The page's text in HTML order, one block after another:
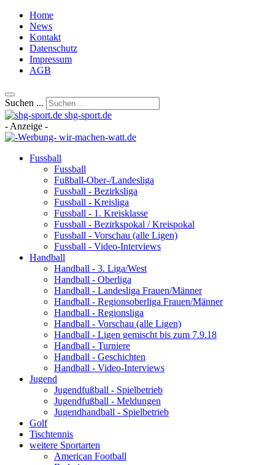
Home
News
Kontakt
Datenschutz
Impressum
AGB
Suchen ...
shg-sport.de
- Anzeige -
Fussball
Fussball
Fußball-Ober-/Landesliga
Fussball - Bezirksliga
Fussball - Kreisliga
Fussball - 1. Kreisklasse
Fussball - Bezirkspokal / Kreispokal
Fussball - Vorschau (alle Ligen)
Fussball - Video-Interviews
Handball
Handball - 3. Liga/West
Handball - Oberliga
Handball - Landesliga Frauen/Männer
Handball - Regionsoberliga Frauen/Männer
Handball - Regionsliga
Handball - Vorschau (alle Ligen)
Handball - Ligen gemischt bis zum 7.9.18
Handball - Turniere
Handball - Geschichten
Handball - Video-Interviews
Jugend
Jugendfußball - Spielbetrieb
Jugendfußball - Meldungen
Jugendhandball - Spielbetrieb
Golf
Tischtennis
weitere Sportarten
American Football